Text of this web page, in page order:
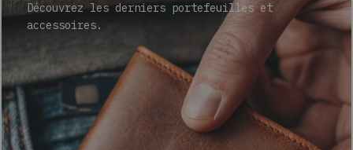
Découvrez les derniers portefeuilles et
accessoires.